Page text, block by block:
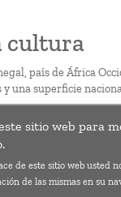
cultura
país de África
una superficie
diversidad y
sitio web para
de este sitio web usted
de las mismas en su